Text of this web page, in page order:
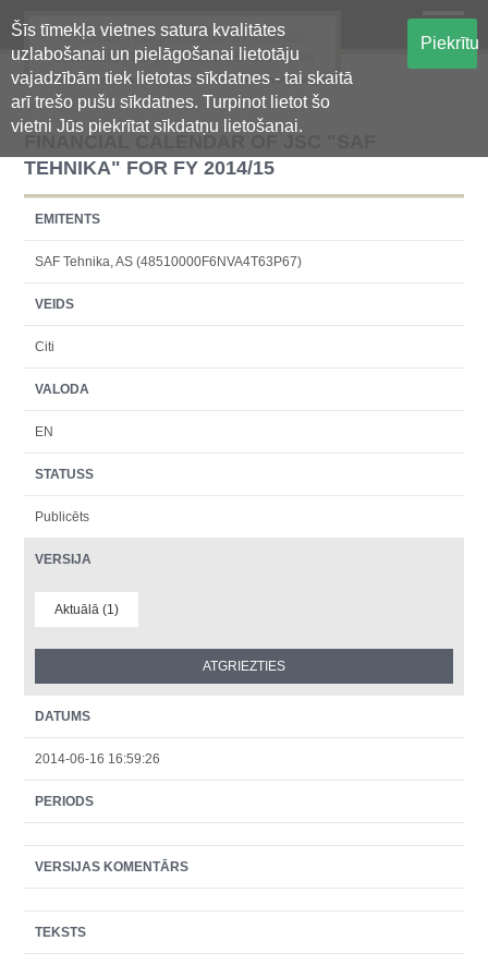
Šīs tīmekļa vietnes satura kvalitātes
uzlabošanai un pielāgošanai lietotāju
vajadzībām tiek lietotas sīkdatnes - tai skaitā
arī trešo pušu sīkdatnes. Turpinot lietot šo
vietni Jūs piekrītat sīkdatņu lietošanai.
Piekrītu
Oficiālā regulētās informācijas
centralizētā glabāšanas sistēma
FINANCIAL CALENDAR OF JSC "SAF
TEHNIKA" FOR FY 2014/15
EMITENTS
SAF Tehnika, AS (48510000F6NVA4T63P67)
VEIDS
Citi
VALODA
EN
STATUSS
Publicēts
VERSIJA
Aktuālā (1)
DATUMS
2014-06-16 16:59:26
PERIODS
VERSIJAS KOMENTĀRS
TEKSTS